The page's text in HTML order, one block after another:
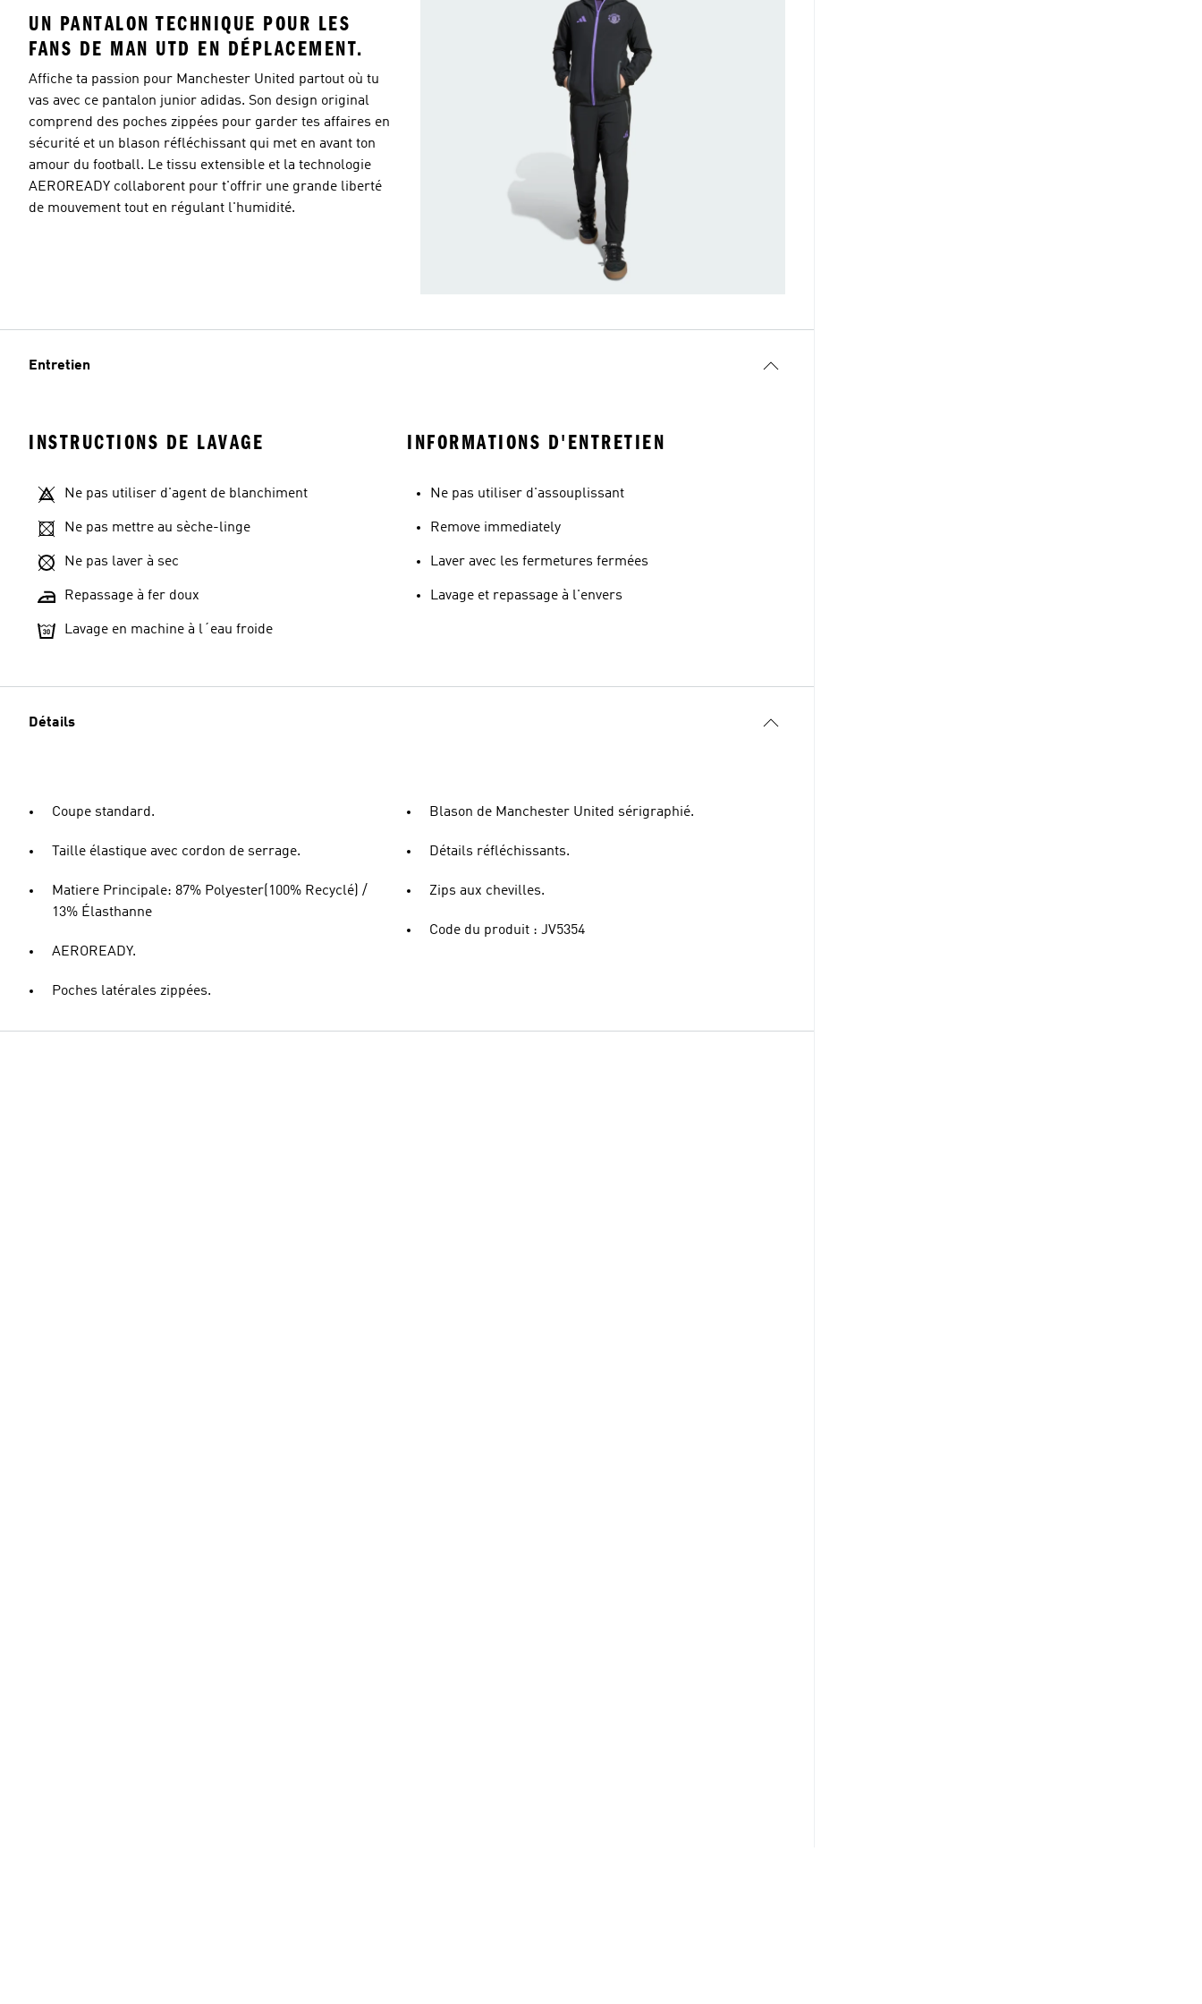
UN PANTALON TECHNIQUE POUR LES
FANS DE MAN UTD EN DÉPLACEMENT.
Affiche ta passion pour Manchester United partout où tu
vas avec ce pantalon junior adidas. Son design original
comprend des poches zippées pour garder tes affaires en
sécurité et un blason réfléchissant qui met en avant ton
amour du football. Le tissu extensible et la technologie
AEROREADY collaborent pour t'offrir une grande liberté
de mouvement tout en régulant l'humidité.
Entretien
INSTRUCTIONS DE LAVAGE
Ne pas utiliser d'agent de blanchiment
Ne pas mettre au sèche-linge
Ne pas laver à sec
Repassage à fer doux
Lavage en machine à l´eau froide
INFORMATIONS D'ENTRETIEN
Ne pas utiliser d'assouplissant
Remove immediately
Laver avec les fermetures fermées
Lavage et repassage à l'envers
Détails
Coupe standard.
Taille élastique avec cordon de serrage.
Matiere Principale: 87% Polyester(100% Recyclé) /
13% Élasthanne
AEROREADY.
Poches latérales zippées.
Blason de Manchester United sérigraphié.
Détails réfléchissants.
Zips aux chevilles.
Code du produit : JV5354